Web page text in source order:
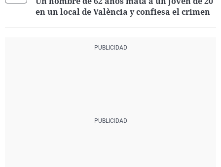
en un local de València y confiesa el crimen